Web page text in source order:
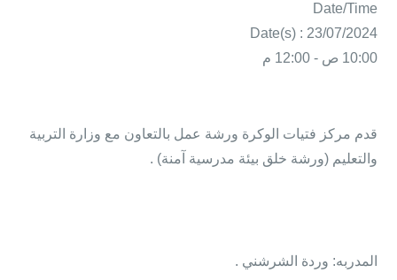
Date/Time
Date(s) : 23/07/2024
10:00 ص - 12:00 م
قدم مركز فتيات الوكرة ورشة عمل بالتعاون مع وزارة التربية
والتعليم (ورشة خلق بيئة مدرسية آمنة) .
المدربه: وردة الشرشني .